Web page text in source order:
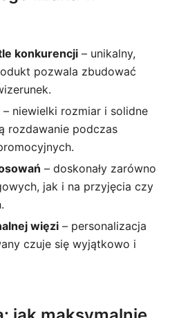
konkurencji – unikalny,
pozwala zbudować
– niewielki rozmiar i solidne
rozdawanie podczas
– doskonały zarówno
jak i na przyjęcia czy
więzi – personalizacja
czuje się wyjątkowo i